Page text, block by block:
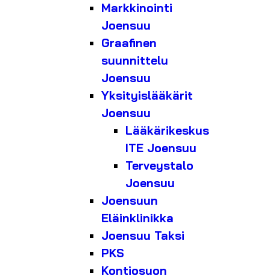
Markkinointi
Joensuu
Graafinen
suunnittelu
Joensuu
Yksityislääkärit
Joensuu
Lääkärikeskus
ITE Joensuu
Terveystalo
Joensuu
Joensuun
Eläinklinikka
Joensuu Taksi
PKS
Kontiosuon